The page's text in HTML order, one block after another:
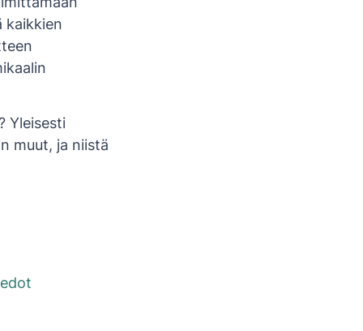
kaikkien
Yleisesti
muut, ja niistä